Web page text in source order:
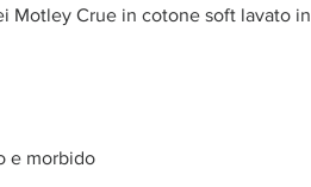
Motley Crue in cotone soft lavato in
e morbido